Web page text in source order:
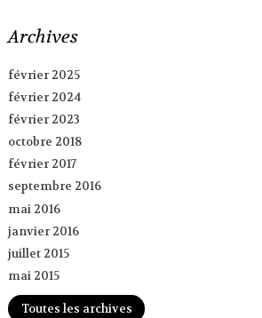
Archives
février 2025
février 2024
février 2023
octobre 2018
février 2017
septembre 2016
mai 2016
janvier 2016
juillet 2015
mai 2015
Toutes les archives